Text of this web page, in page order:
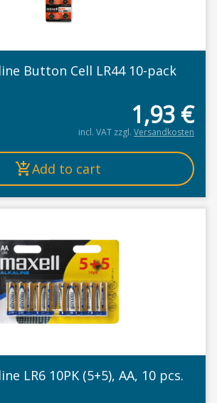
Button Cell LR44 10-pack
1,93 €
incl. VAT zzgl. Versandkosten
Add to cart
LR6 10PK (5+5), AA, 10 pcs.